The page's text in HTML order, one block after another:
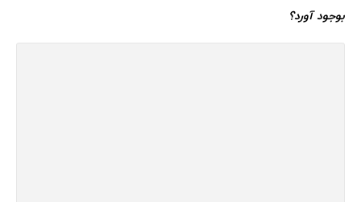
بوجود آورد؟